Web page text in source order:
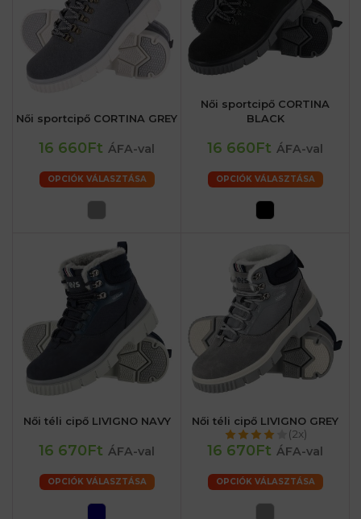
Női sportcipő CORTINA GREY
16 660Ft ÁFA-val
OPCIÓK VÁLASZTÁSA
Női sportcipő CORTINA
BLACK
16 660Ft ÁFA-val
OPCIÓK VÁLASZTÁSA
Női téli cipő LIVIGNO NAVY
16 670Ft ÁFA-val
OPCIÓK VÁLASZTÁSA
Női téli cipő LIVIGNO GREY
(2x)
16 670Ft ÁFA-val
OPCIÓK VÁLASZTÁSA